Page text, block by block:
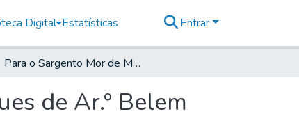
Digital Estatísticas Entrar
Para o Sargento Mor de Mogi Guasú, Manoel Rodrigues de Ar.º Belem
de Ar.º Belem